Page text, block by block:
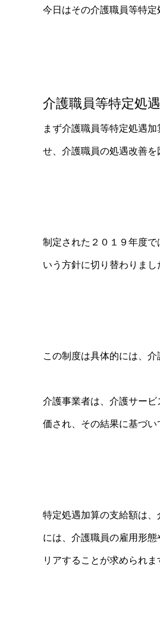
今日はその介護職員等特定
介護職員等特定処
まず介護職員等特定処遇
せ、介護職員の処遇改善を
制定された２０１９年度
いう方針に切り替わりまし
この制度は具体的には、
介護事業者は、介護サー
価され、その結果に基づい
特定処遇加算の支給額は
には、介護職員の雇用形
リアすることが求められま